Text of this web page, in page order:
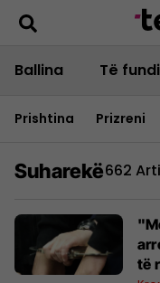
Ballina Të
Prishtina Prizreni
Suharekë662
të